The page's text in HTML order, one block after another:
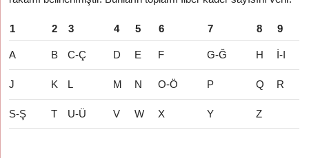
1 2 3 4 5 6 7 8 9
A B C-Ç D E F G-Ğ H İ-I
J K L M N O-Ö P Q R
S-Ş T U-Ü V W X Y Z